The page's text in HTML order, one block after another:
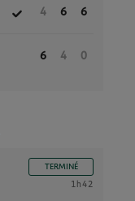
4 6 6
6 4 0
TERMINÉ
1h42